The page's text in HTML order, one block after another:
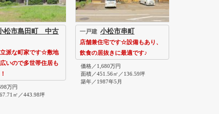
松市島田町 中古
派な町家です☆敷地
いので多世帯住居も
万円
㎡／443.98坪
一戸建 小松市串町
店舗兼住宅です☆設備もあり、
飲食の居抜きに最適です♪
価格／1,680万円
面積／451.56㎡／136.59坪
築年／1987年5月